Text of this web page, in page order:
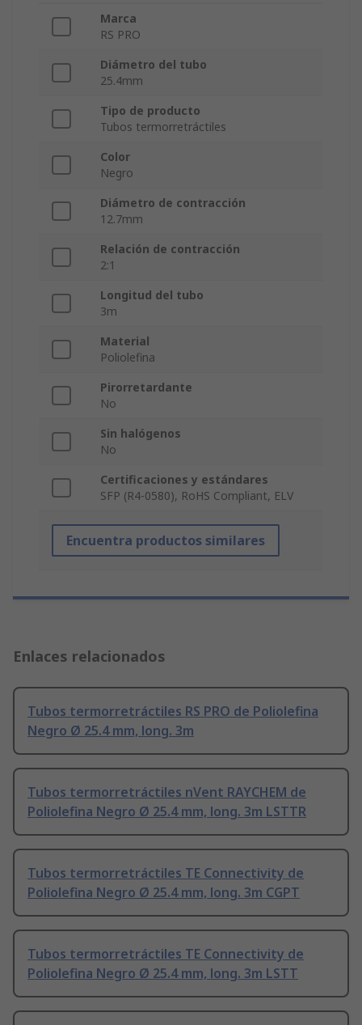
Marca
RS PRO
Diámetro del tubo
25.4mm
Tipo de producto
Tubos termorretráctiles
Color
Negro
Diámetro de contracción
12.7mm
Relación de contracción
2:1
Longitud del tubo
3m
Material
Poliolefina
Pirorretardante
No
Sin halógenos
No
Certificaciones y estándares
SFP (R4-0580), RoHS Compliant, ELV
Encuentra productos similares
Enlaces relacionados
Tubos termorretráctiles RS PRO de Poliolefina
Negro Ø 25.4 mm, long. 3m
Tubos termorretráctiles nVent RAYCHEM de
Poliolefina Negro Ø 25.4 mm, long. 3m LSTTR
Tubos termorretráctiles TE Connectivity de
Poliolefina Negro Ø 25.4 mm, long. 3m CGPT
Tubos termorretráctiles TE Connectivity de
Poliolefina Negro Ø 25.4 mm, long. 3m LSTT